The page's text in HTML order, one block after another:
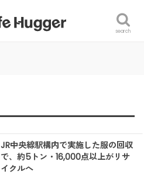
search
JR中央線駅構内で実施した服の回収
で、約5トン・16,000点以上がリサ
イクルへ